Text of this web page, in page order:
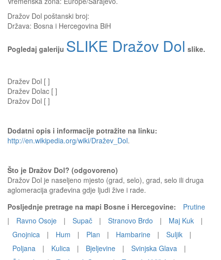
Dražov Dol poštanski broj:
Država: Bosna i Hercegovina BiH
Pogledaj galeriju SLIKE Dražov Dol slike.
Dražev Dol [ ]
Dražev Dolac [ ]
Dražov Dol [ ]
Dodatni opis i informacije potražite na linku:
http://en.wikipedia.org/wiki/Dražev_Dol.
Što je Dražov Dol? (odgovoreno)
Dražov Dol je naseljeno mjesto (grad, selo), grad, selo ili druga
aglomeracija građevina gdje ljudi žive i rade.
Posljednje pretrage na mapi Bosne i Hercegovine:
Prutine
|
Ravno Osoje | Supač | Stranovo Brdo | Maj Kuk
|
Gnojnica
| Hum | Plan | Hambarine | Suljik
|
Poljana
| Kulica | Bjeljevine | Svinjska Glava
|